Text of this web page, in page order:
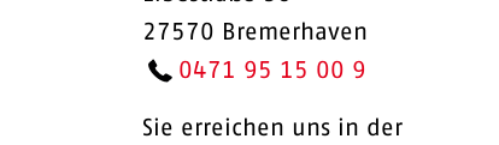
27570 Bremerhaven
0471 95 15 00 9
Sie erreichen uns in der